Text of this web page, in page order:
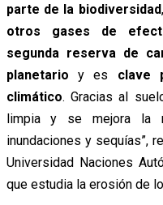
parte de la biodiversidad,
otros gases de
segunda reserva de
planetario y es clave
climático. Gracias al
limpia y se mejora la
inundaciones y sequías”,
Universidad Naciones
que estudia la erosión de